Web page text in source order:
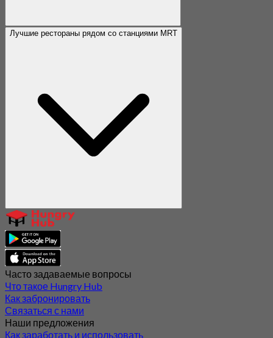
Лучшие рестораны рядом со станциями MRT
Часто задаваемые вопросы
Что такое Hungry Hub
Как забронировать
Связаться с нами
Наши предложения
Как заработать и использовать